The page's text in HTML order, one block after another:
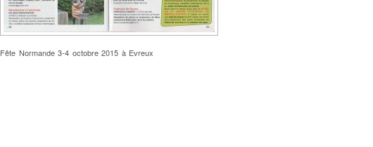
Fête Normande 3-4 octobre 2015 à Evreux